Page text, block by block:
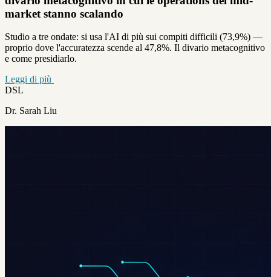
market stanno scalando
Studio a tre ondate: si usa l'AI di più sui compiti difficili (73,9%) —
proprio dove l'accuratezza scende al 47,8%. Il divario metacognitivo
e come presidiarlo.
Leggi di più
DSL
Dr. Sarah Liu